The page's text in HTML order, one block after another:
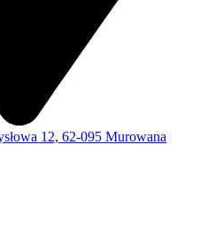
12, 62-095 Murowana